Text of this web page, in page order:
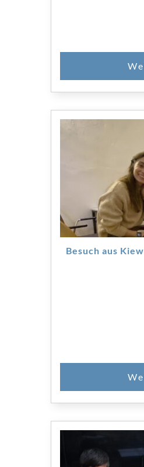
Besuch aus Kiew